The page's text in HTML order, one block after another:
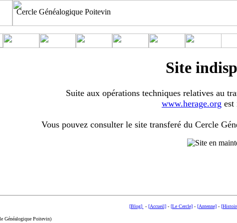
Cercle Généalogique Poitevin
Site
Suite aux opérations techniques relatives au
www.herage.org est
Vous pouvez consulter le site transferé du Cercle
[Blog] - [Accueil]- [Le Cercle]- [Antenne]-
Généalogique Poitevin)